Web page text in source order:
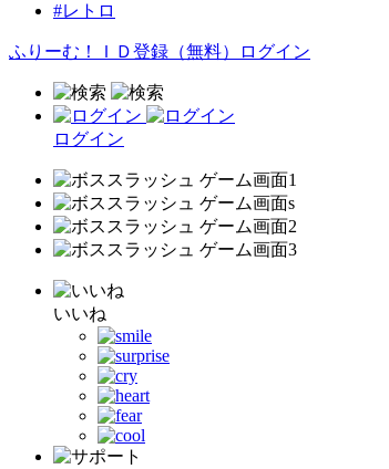
#レトロ
ふりーむ！ＩＤ登録（無料） ログイン
ログイン
いいね